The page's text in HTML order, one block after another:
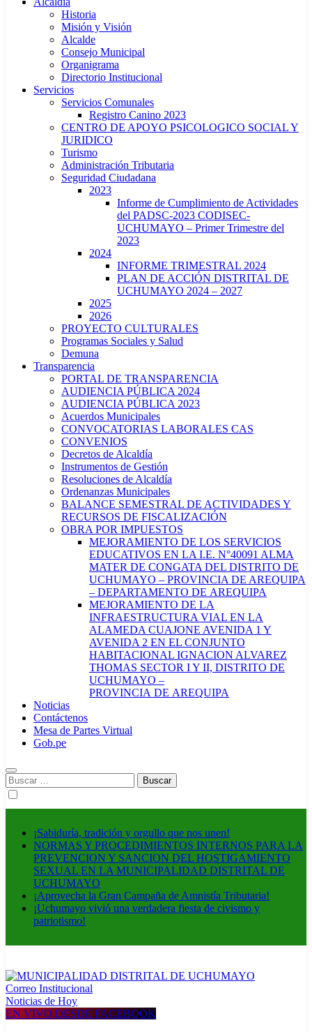
Historia
Misión y Visión
Alcalde
Consejo Municipal
Organigrama
Directorio Institucional
Servicios
Servicios Comunales
Registro Canino 2023
CENTRO DE APOYO PSICOLOGICO SOCIAL Y
JURIDICO
Turismo
Administración Tributaria
Seguridad Ciudadana
2023
Informe de Cumplimiento de Actividades
del PADSC-2023 CODISEC-
UCHUMAYO – Primer Trimestre del
2023
2024
INFORME TRIMESTRAL 2024
PLAN DE ACCIÓN DISTRITAL DE
UCHUMAYO 2024 – 2027
2025
2026
PROYECTO CULTURALES
Programas Sociales y Salud
Demuna
Transparencia
PORTAL DE TRANSPARENCIA
AUDIENCIA PÚBLICA 2024
AUDIENCIA PÚBLICA 2023
Acuerdos Municipales
CONVOCATORIAS LABORALES CAS
CONVENIOS
Decretos de Alcaldía
Instrumentos de Gestión
Resoluciones de Alcaldía
Ordenanzas Municipales
BALANCE SEMESTRAL DE ACTIVIDADES Y
RECURSOS DE FISCALIZACIÓN
OBRA POR IMPUESTOS
MEJORAMIENTO DE LOS SERVICIOS
EDUCATIVOS EN LA I.E. N°40091 ALMA
MATER DE CONGATA DEL DISTRITO DE
UCHUMAYO – PROVINCIA DE AREQUIPA
– DEPARTAMENTO DE AREQUIPA
MEJORAMIENTO DE LA
INFRAESTRUCTURA VIAL EN LA
ALAMEDA CUAJONE AVENIDA 1 Y
AVENIDA 2 EN EL CONJUNTO
HABITACIONAL IGNACION ALVAREZ
THOMAS SECTOR I Y II, DISTRITO DE
UCHUMAYO –
PROVINCIA DE AREQUIPA
Noticias
Contáctenos
Mesa de Partes Virtual
Gob.pe
Buscar:
¡Sabiduría, tradición y orgullo que nos unen!
NORMAS Y PROCEDIMIENTOS INTERNOS PARA LA
PREVENCION Y SANCION DEL HOSTIGAMIENTO
SEXUAL EN LA MUNICIPALIDAD DISTRITAL DE
UCHUMAYO
¡Aprovecha la Gran Campaña de Amnistía Tributaria!
¡Uchumayo vivió una verdadera fiesta de civismo y
patriotismo!
MUNICIPALIDAD DISTRITAL DE UCHUMAYO
Construyendo una nueva Historia
Correo Institucional
Noticias de Hoy
EN VIVO DESDE FACEBOOK